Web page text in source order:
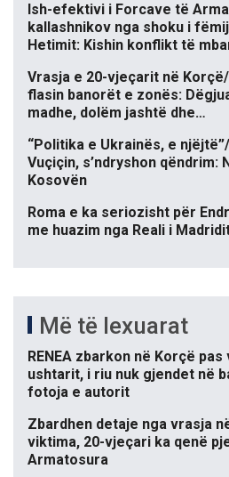
Ish-efektivi i Forcave të
kallashnikov nga shoku i
Hetimit: Kishin konflikt të
Vrasja e 20-vjeçarit në
flasin banorët e zonës:
madhe, dolëm jashtë dhe…
“Politika e Ukrainës, e
Vuçiçin, s’ndryshon qëndrim:
Kosovën
Roma e ka seriozisht për
me huazim nga Reali i
Më të lexuarat
RENEA zbarkon në Korçë
ushtarit, i riu nuk gjendet në
fotoja e autorit
Zbardhen detaje nga vrasja
viktima, 20-vjeçari ka qenë
Armatosura